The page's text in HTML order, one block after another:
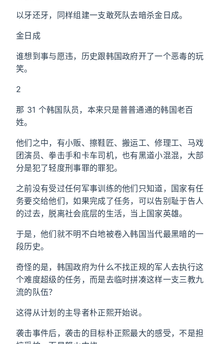
以牙还牙，同样组建一支敢死队去暗杀金日成。
金日成
谁想到事与愿违，历史跟韩国政府开了一个恶毒的玩
笑。
2
那 31 个韩国队员，本来只是普普通通的韩国老百
姓。
他们之中，有小贩、擦鞋匠、搬运工、修理工、马戏
团演员、拳击手和卡车司机，也有黑道小混混，大部
分是犯了轻度刑事罪的罪犯。
之前没有受过任何军事训练的他们只知道，国家有任
务要交给他们，如果完成了任务，可以告别耻于告人
的过去，脱离社会底层的生活，当上国家英雄。
于是，他们就不明不白地被卷入韩国当代最黑暗的一
段历史。
奇怪的是，韩国政府为什么不找正规的军人去执行这
个难度超级的任务，而是去临时拼凑这样一支三教九
流的队伍？
这得从计划的主导者朴正熙开始说。
袭击事件后，袭击的目标朴正熙最大的感受，不是担